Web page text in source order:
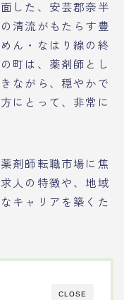
した、安芸郡奈半
清流がもたらす豊
ん・なはり線の終
町は、薬剤師とし
ながら、穏やかで
にとって、非常に
剤師転職市場に焦
人の特徴や、地域
キャリアを築くた
CLOSE